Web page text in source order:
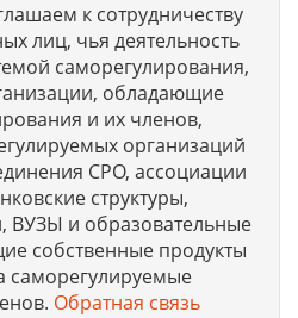
к сотрудничеству
лиц, чья деятельность
саморегулирования,
обладающие
и их членов,
организаций
СРО, ассоциации
структуры,
ВУЗЫ и образовательные
собственные продукты
саморегулируемые
Обратная связь